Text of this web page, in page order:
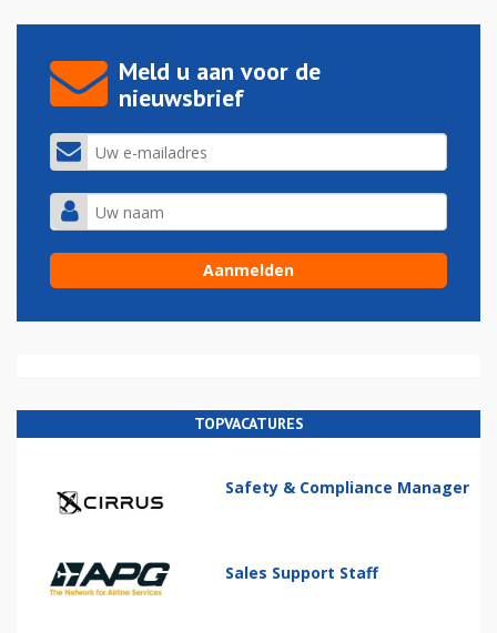
Meld u aan voor de
nieuwsbrief
TOPVACATURES
Safety & Compliance Manager
Sales Support Staff